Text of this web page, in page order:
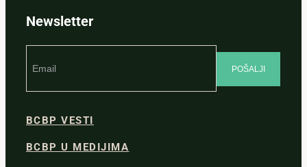
Newsletter
BCBP VESTI
BCBP U MEDIJIMA